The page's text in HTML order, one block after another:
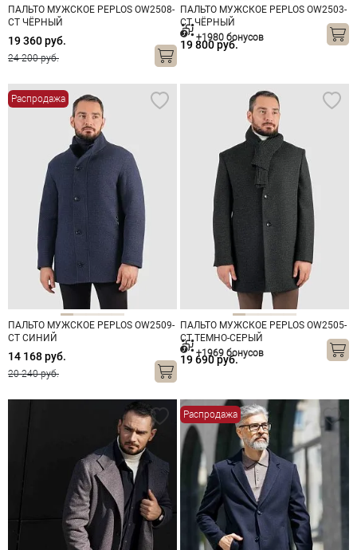
ПАЛЬТО МУЖСКОЕ PEPLOS OW2508-
CT ЧЁРНЫЙ
19 360 руб.
24 200 руб.
ПАЛЬТО МУЖСКОЕ PEPLOS OW2503-
CT ЧЁРНЫЙ
19 800 руб.
+1980 бонусов
Распродажа
ПАЛЬТО МУЖСКОЕ PEPLOS OW2509-
CT СИНИЙ
14 168 руб.
20 240 руб.
ПАЛЬТО МУЖСКОЕ PEPLOS OW2505-
CT ТЕМНО-СЕРЫЙ
19 690 руб.
+1969 бонусов
Распродажа